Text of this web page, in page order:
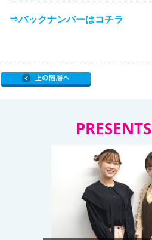
⇒バックナンバーはコチラ
PRESENTS